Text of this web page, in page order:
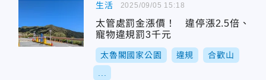
生活
太管處罰金漲價！ 違停漲2.5倍、
寵物違規罰3千元
太魯閣國家公園 違規 合歡山
2025/09/05 15:18